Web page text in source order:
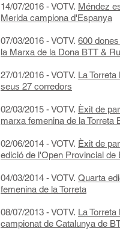
14/07/2016 - VOTV. Méndez
Merida campiona d'Espanya
07/03/2016 - VOTV. 600
la Marxa de la Dona BTT &
27/01/2016 - VOTV. La
seus 27 corredors
02/03/2015 - VOTV. Èxit de
marxa femenina de la Torreta
02/06/2014 - VOTV. Èxit de
edició de l'Open Provincial de
04/03/2014 - VOTV. Quarta
femenina de la Torreta
08/07/2013 - VOTV. La
campionat de Catalunya de